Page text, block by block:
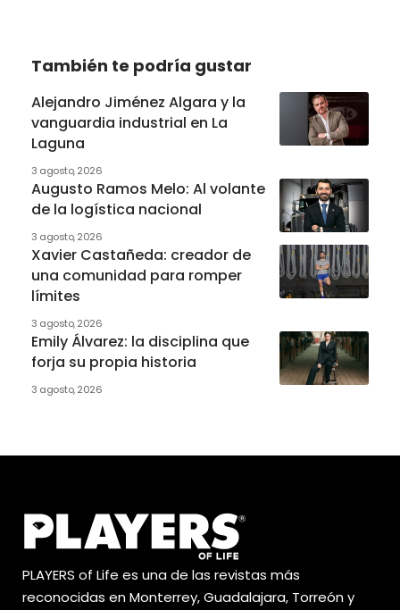
También te podría gustar
Alejandro Jiménez Algara y la
vanguardia industrial en La
Laguna
3 agosto, 2026
Augusto Ramos Melo: Al volante
de la logística nacional
3 agosto, 2026
Xavier Castañeda: creador de
una comunidad para romper
límites
3 agosto, 2026
Emily Álvarez: la disciplina que
forja su propia historia
3 agosto, 2026
PLAYERS of Life es una de las revistas más
reconocidas en Monterrey, Guadalajara, Torreón y